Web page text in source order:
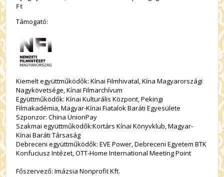
Ft
Támogató:
Kiemelt együttműködők: Kínai Filmhivatal, Kína Magyarországi
Nagykövetsége, Kínai Filmarchívum
Együttműködők: Kínai Kulturális Központ, Pekingi
Filmakadémia, Magyar-Kínai Fiatalok Baráti Egyesülete
Szponzor: China UnionPay
Szakmai együttműködők:Kortárs Kínai Könyvklub, Magyar-
Kínai Baráti Társaság
Debreceni együttműködők: EVE Power, Debreceni Egyetem BTK
Konfuciusz Intézet, OTT-Home International Meeting Point
Főszervező: Imázsia Nonprofit Kft.